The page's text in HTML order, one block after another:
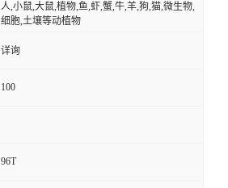
人,小鼠,大鼠,植物,鱼,虾,蟹,牛,羊,狗,猫,微生物,
细胞,土壤等动植物
详询
100
96T